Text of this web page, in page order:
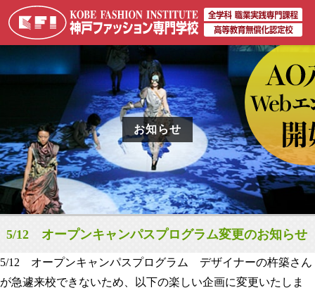
お知らせ
5/12 オープンキャンパスプログラム変更のお知らせ
5/12 オープンキャンパスプログラム デザイナーの杵築さん
が急遽来校できないため、以下の楽しい企画に変更いたしま